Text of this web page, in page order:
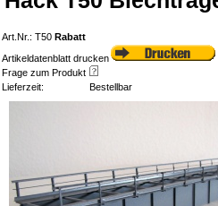
Art.Nr.: T50 Rabatt
Artikeldatenblatt drucken
Frage zum Produkt
Lieferzeit:
Bestellbar